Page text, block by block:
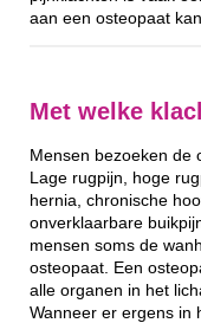
aan een osteopaat
Met welke
Mensen bezoeken de
Lage rugpijn, hoge
hernia, chronische
onverklaarbare
mensen soms de
osteopaat. Een
alle organen in het
Wanneer er ergens in